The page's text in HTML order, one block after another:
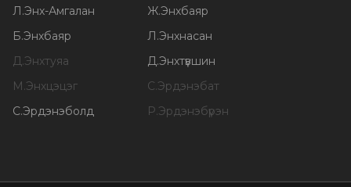
Л.Энх-Амгалан Ж.Энхбаяр
Б.Энхбаяр Л.Энхнасан
Д.Энхтуяа Д.Энхтүвшин
М.Энхцэцэг С.Эрдэнэбат
С.Эрдэнэболд Р.Эрдэнэбүрэн